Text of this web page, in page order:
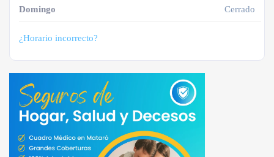
Domingo Cerrado
¿Horario incorrecto?